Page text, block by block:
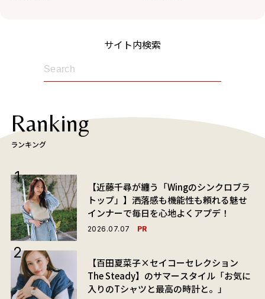
サイト内検索
Ranking
ランキング
【近藤千尋が纏う「Wingのシンクロブラ
トップ」】洒落感も機能性も頼れる魅せ
インナーで毎日を心地よくアプデ！
2026.07.07 PR
【百田夏菜子×セイコーセレクション
The Steady】のサマースタイル「お気に
入りのTシャツと最高の時計と。」